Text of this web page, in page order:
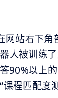
网站右下角
人被训练
90%以上
程匹配度